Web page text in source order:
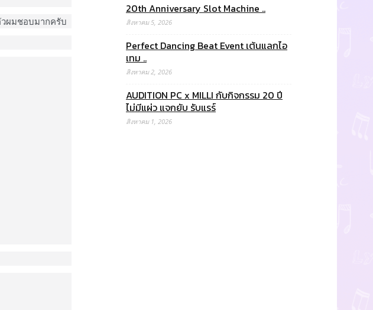
วผมชอบมากครับ
20th Anniversary Slot Machine ..
สิงหาคม 5, 2026
Perfect Dancing Beat Event เต้นแลกไอ
เทม ..
สิงหาคม 2, 2026
AUDITION PC x MILLI กับกิจกรรม 20 ปี
ไม่มีแผ่ว แจกยับ รับแรร์
สิงหาคม 1, 2026